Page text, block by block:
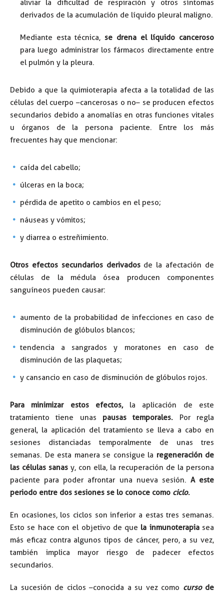
aliviar la dificultad de respiración y otros síntomas
derivados de la acumulación de líquido pleural maligno.
Mediante esta técnica,se drena el líquido canceroso
para luego administrar los fármacos directamente entre
el pulmón y la pleura.
Debido a que la quimioterapia afecta a la totalidad de las
células del cuerpo –cancerosas o no– se producen efectos
secundarios debido a anomalías en otras funciones vitales
u órganos de la persona paciente. Entre los más
frecuentes hay que mencionar:
caída del cabello;
úlceras en la boca;
pérdida de apetito o cambios en el peso;
náuseas y vómitos;
y diarrea o estreñimiento.
Otros efectos secundarios derivadosde la afectación de
células de la médula ósea producen componentes
sanguíneos pueden causar:
aumento de la probabilidad de infecciones en caso de
disminución de glóbulos blancos;
tendencia a sangrados y moratones en caso de
disminución de las plaquetas;
y cansancio en caso de disminución de glóbulos rojos.
Para minimizar estos efectos,la aplicación de este
tratamiento tiene unas pausas temporales. Por regla
general, la aplicación del tratamiento se lleva a cabo en
sesiones distanciadas temporalmente de unas tres
semanas. De esta manera se consigue la regeneración de
las células sanas y, con ella, la recuperación de la persona
paciente para poder afrontar una nueva sesión. A este
periodo entre dos sesiones se lo conoce como ciclo.
En ocasiones, los ciclos son inferior a estas tres semanas.
Esto se hace con el objetivo de que la inmunoterapiasea
más eficaz contra algunos tipos de cáncer, pero, a su vez,
también implica mayor riesgo de padecer efectos
secundarios.
La sucesión de ciclos –conocida a su vez como cursode